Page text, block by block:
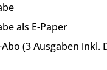
als E-Paper
(3 Ausgaben inkl.